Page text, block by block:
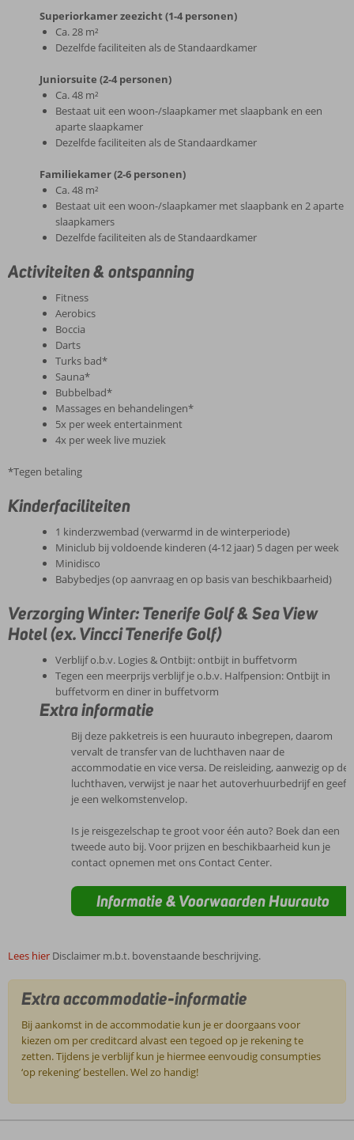
Superiorkamer zeezicht (1-4 personen)
Ca. 28 m²
Dezelfde faciliteiten als de Standaardkamer
Juniorsuite (2-4 personen)
Ca. 48 m²
Bestaat uit een woon-/slaapkamer met slaapbank en een
aparte slaapkamer
Dezelfde faciliteiten als de Standaardkamer
Familiekamer (2-6 personen)
Ca. 48 m²
Bestaat uit een woon-/slaapkamer met slaapbank en 2 aparte
slaapkamers
Dezelfde faciliteiten als de Standaardkamer
Activiteiten & ontspanning
Fitness
Aerobics
Boccia
Darts
Turks bad*
Sauna*
Bubbelbad*
Massages en behandelingen*
5x per week entertainment
4x per week live muziek
*Tegen betaling
Kinderfaciliteiten
1 kinderzwembad (verwarmd in de winterperiode)
Miniclub bij voldoende kinderen (4-12 jaar) 5 dagen per week
Minidisco
Babybedjes (op aanvraag en op basis van beschikbaarheid)
Verzorging Winter: Tenerife Golf & Sea View
Hotel (ex. Vincci Tenerife Golf)
Verblijf o.b.v. Logies & Ontbijt: ontbijt in buffetvorm
Tegen een meerprijs verblijf je o.b.v. Halfpension: Ontbijt in
buffetvorm en diner in buffetvorm
Extra informatie
Bij deze pakketreis is een huurauto inbegrepen, daarom
vervalt de transfer van de luchthaven naar de
accommodatie en vice versa. De reisleiding, aanwezig op de
luchthaven, verwijst je naar het autoverhuurbedrijf en geeft
je een welkomstenvelop.
Is je reisgezelschap te groot voor één auto? Boek dan een
tweede auto bij. Voor prijzen en beschikbaarheid kun je
contact opnemen met ons Contact Center.
Informatie & Voorwaarden Huurauto
Lees hier Disclaimer m.b.t. bovenstaande beschrijving.
Extra accommodatie-informatie
Bij aankomst in de accommodatie kun je er doorgaans voor
kiezen om per creditcard alvast een tegoed op je rekening te
zetten. Tijdens je verblijf kun je hiermee eenvoudig consumpties
‘op rekening’ bestellen. Wel zo handig!